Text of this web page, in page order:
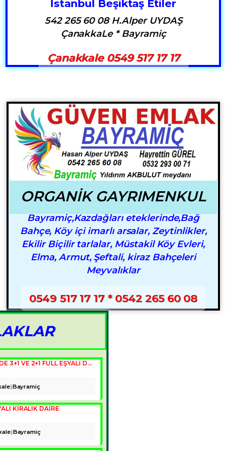
İstanbul Beşiktaş Etiler
542 265 60 08 H.Alper UYDAŞ
ÇanakkaLe * Bayramiç
Çanakkale 0549 517 17 17
ORGANİK GAYRIMENKUL
Bayramiç,Kazdağları eteklerinde,Bağ
Bahçe, Köy içi imarlı arsalar, Zeytinlikler,
Ekilir Biçilir tarlalar, Müstakil Köy Evleri,
Elma, Armut, Şeftali, kiraz Bahçeleri
Meyvalıklar
0549 517 17 17 * 0542 265 60 08
ÇANAKKALE, BAYRAMIÇ İLÇE MERKEZINDE 3+1 VE 2+1 FULL EŞYALI DAIRELER
Bayramiç
KIRALIK DAIRE
Bayramiç